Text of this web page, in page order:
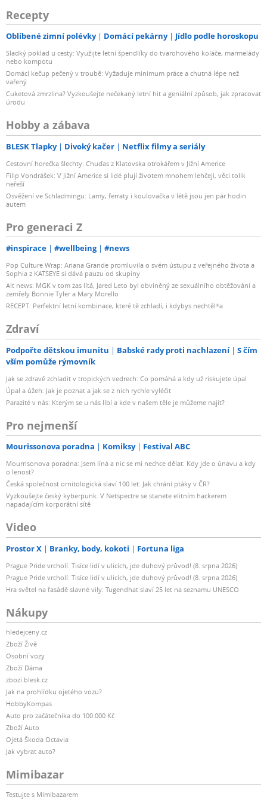
Recepty
Oblíbené zimní polévky Domácí pekárny Jídlo podle horoskopu
Sladký poklad u cesty: Využijte letní špendlíky do tvarohového koláče, marmelády
nebo kompotu
Domácí kečup pečený v troubě: Vyžaduje minimum práce a chutná lépe než
vařený
Cuketová zmrzlina? Vyzkoušejte nečekaný letní hit a geniální způsob, jak zpracovat
úrodu
Hobby a zábava
BLESK Tlapky Divoký kačer Netflix filmy a seriály
Cestovní horečka šlechty: Chuďas z Klatovska otrokářem v Jižní Americe
Filip Vondrášek: V Jižní Americe si lidé plují životem mnohem lehčeji, věci tolik
neřeší
Osvěžení ve Schladmingu: Lamy, ferraty i koulovačka v létě jsou jen pár hodin
autem
Pro generaci Z
#inspirace #wellbeing #news
Pop Culture Wrap: Ariana Grande promluvila o svém ústupu z veřejného života a
Sophia z KATSEYE si dává pauzu od skupiny
Alt news: MGK v tom zas lítá, Jared Leto byl obviněný ze sexuálního obtěžování a
zemřely Bonnie Tyler a Mary Morello
RECEPT: Perfektní letní kombinace, které tě zchladí, i kdybys nechtěl*a
Zdraví
Podpořte dětskou imunitu Babské rady proti nachlazení
S čím
vším pomůže rýmovník
Jak se zdravě zchladit v tropických vedrech: Co pomáhá a kdy už riskujete úpal
Úpal a úžeh: Jak je poznat a jak se z nich rychle vyléčit
Parazité v nás: Kterým se u nás líbí a kde v našem těle je můžeme najít?
Pro nejmenší
Mourissonova poradna Komiksy Festival ABC
Mourrisonova poradna: Jsem líná a nic se mi nechce dělat: Kdy jde o únavu a kdy
o lenost?
Česká společnost ornitologická slaví 100 let: Jak chrání ptáky v ČR?
Vyzkoušejte český kyberpunk. V Netspectre se stanete elitním hackerem
napadajícím korporátní sítě
Video
Prostor X Branky, body, kokoti Fortuna liga
Prague Pride vrcholí: Tisíce lidí v ulicích, jde duhový průvod! (8. srpna 2026)
Prague Pride vrcholí: Tisíce lidí v ulicích, jde duhový průvod! (8. srpna 2026)
Hra světel na fasádě slavné vily: Tugendhat slaví 25 let na seznamu UNESCO
Nákupy
hledejceny.cz
Zboží Živě
Osobní vozy
Zboží Dáma
zbozi.blesk.cz
Jak na prohlídku ojetého vozu?
HobbyKompas
Auto pro začátečníka do 100 000 Kč
Zboží Auto
Ojetá Škoda Octavia
Jak vybrat auto?
Mimibazar
Testujte s Mimibazarem